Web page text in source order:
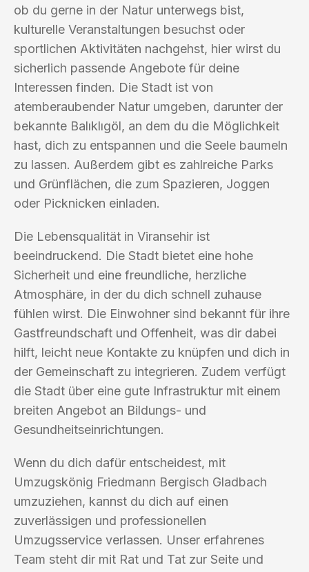
ob du gerne in der Natur unterwegs bist,
kulturelle Veranstaltungen besuchst oder
sportlichen Aktivitäten nachgehst, hier wirst du
sicherlich passende Angebote für deine
Interessen finden. Die Stadt ist von
atemberaubender Natur umgeben, darunter der
bekannte Balıklıgöl, an dem du die Möglichkeit
hast, dich zu entspannen und die Seele baumeln
zu lassen. Außerdem gibt es zahlreiche Parks
und Grünflächen, die zum Spazieren, Joggen
oder Picknicken einladen.
Die Lebensqualität in Viransehir ist
beeindruckend. Die Stadt bietet eine hohe
Sicherheit und eine freundliche, herzliche
Atmosphäre, in der du dich schnell zuhause
fühlen wirst. Die Einwohner sind bekannt für ihre
Gastfreundschaft und Offenheit, was dir dabei
hilft, leicht neue Kontakte zu knüpfen und dich in
der Gemeinschaft zu integrieren. Zudem verfügt
die Stadt über eine gute Infrastruktur mit einem
breiten Angebot an Bildungs- und
Gesundheitseinrichtungen.
Wenn du dich dafür entscheidest, mit
Umzugskönig Friedmann Bergisch Gladbach
umzuziehen, kannst du dich auf einen
zuverlässigen und professionellen
Umzugsservice verlassen. Unser erfahrenes
Team steht dir mit Rat und Tat zur Seite und